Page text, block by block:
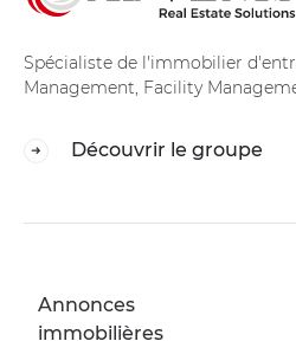
Spécialiste de l'immobilier
Management, Facility
Découvrir le groupe
Annonces
immobilières